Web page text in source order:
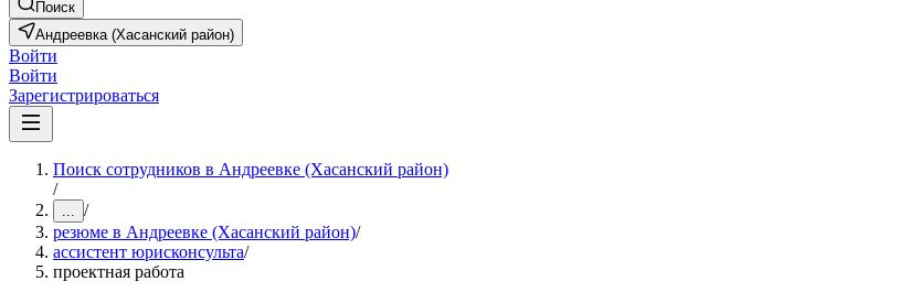
Поиск
Андреевка (Хасанский район)
Войти
Войти
Зарегистрироваться
Поиск сотрудников в Андреевке (Хасанский район)
/
... /
резюме в Андреевке (Хасанский район)/
ассистент юрисконсульта/
проектная работа